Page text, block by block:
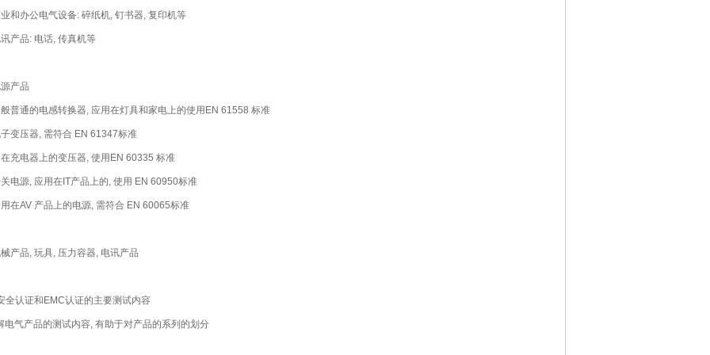
和办公电气设备: 碎纸机, 钉书器, 复印机等
产品: 电话, 传真机等
源产品
普通的电感转换器, 应用在灯具和家电上的使用EN 61558 标准
变压器, 需符合 EN 61347标准
充电器上的变压器, 使用EN 60335 标准
电源, 应用在IT产品上的, 使用 EN 60950标准
在AV 产品上的电源, 需符合 EN 60065标准
械产品, 玩具, 压力容器, 电讯产品
全认证和EMC认证的主要测试内容
电气产品的测试内容, 有助于对产品的系列的划分